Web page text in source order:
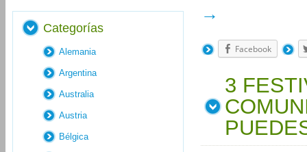
→
Facebook
3
Categorías
Alemania
Argentina
Australia
Austria
Bélgica